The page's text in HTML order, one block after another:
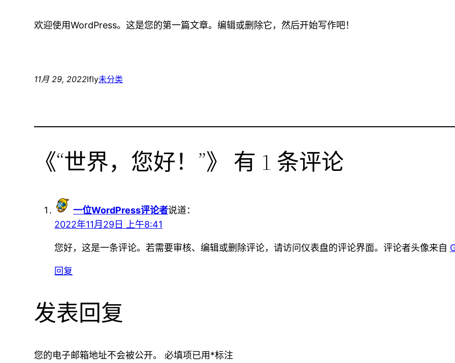
欢迎使用WordPress。这是您的第一篇文章。编辑或删除它，然后开始写作吧！
11月 29, 2022lfly未分类
《“世界，您好！”》 有 1 条评论
一位WordPress评论者说道：
2022年11月29日 上午8:41
您好，这是一条评论。若需要审核、编辑或删除评论，请访问仪表盘的评论界面。评论者头像来自
回复
发表回复
您的电子邮箱地址不会被公开。 必填项已用*标注